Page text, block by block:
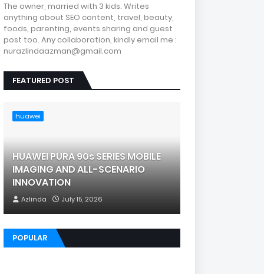
The owner, married with 3 kids. Writes
anything about SEO content, travel, beauty,
foods, parenting, events sharing and guest
post too. Any collaboration, kindly email me :
nurazlindaazman@gmail.com
FEATURED POST
huawei
HUAWEI PURA 90s SERIES MOBILE
IMAGING AND ALL-SCENARIO
INNOVATION
Azlinda July 15, 2026
POPULAR